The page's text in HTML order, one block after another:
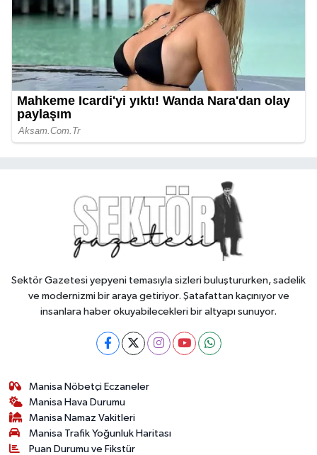
Sektör Gazetesi yepyeni temasıyla sizleri buluştururken, sadelik
ve modernizmi bir araya getiriyor. Şatafattan kaçınıyor ve
insanlara haber okuyabilecekleri bir altyapı sunuyor.
Manisa Nöbetçi Eczaneler
Manisa Hava Durumu
Manisa Namaz Vakitleri
Manisa Trafik Yoğunluk Haritası
Puan Durumu ve Fikstür